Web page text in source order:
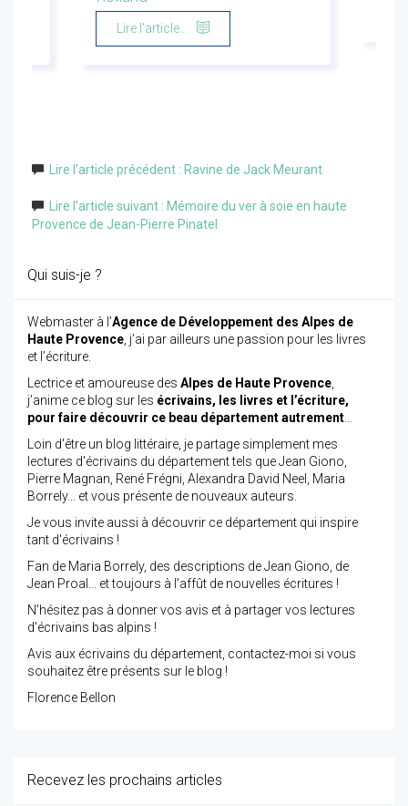
Lire l'article...
Lire l'article précédent : Ravine de Jack Meurant
Lire l'article suivant : Mémoire du ver à soie en haute
Provence de Jean-Pierre Pinatel
Qui suis-je ?
Webmaster à l’Agence de Développement des Alpes de
Haute Provence , j’ai par ailleurs une passion pour les livres
et l’écriture.
Lectrice et amoureuse des Alpes de Haute Provence
j’anime ce blog sur les écrivains, les livres et l’écriture,
pour faire découvrir ce beau département autrement
Loin d'être un blog littéraire, je partage simplement mes
lectures d'écrivains du département tels que Jean Giono,
Pierre Magnan, René Frégni, Alexandra David Neel, Maria
Borrely... et vous présente de nouveaux auteurs.
Je vous invite aussi à découvrir ce département qui inspire
tant d'écrivains !
Fan de Maria Borrely, des descriptions de Jean Giono, de
Jean Proal... et toujours à l'affût de nouvelles écritures !
N'hésitez pas à donner vos avis et à partager vos lectures
d'écrivains bas alpins !
Avis aux écrivains du département, contactez-moi si vous
souhaitez être présents sur le blog !
Florence Bellon
Recevez les prochains articles